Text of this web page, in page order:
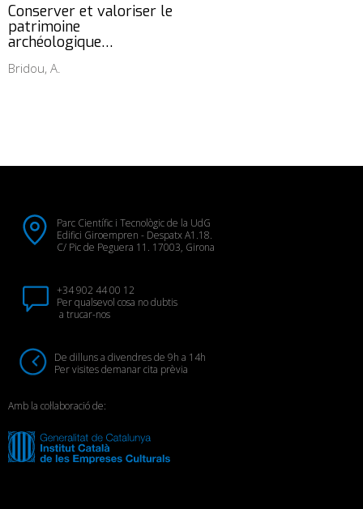
Conserver et valoriser le
patrimoine
archéologique…
Bridou, A.
Parc Científic i Tecnològic de la UdG
Edifici Giroempren - Despatx A1.18.
C/ Pic de Peguera 11. 17003, Girona
+34 902 44 00 12
Per qualsevol cosa no dubtis
a trucar-nos
De dilluns a divendres de 9h a 14h
Per visites demanar cita prèvia
Amb la col·laboració de: